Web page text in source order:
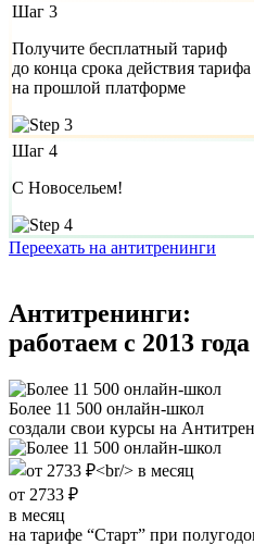
Шаг 3
Получите бесплатный тариф
до конца срока действия тарифа
на прошлой платформе
Шаг 4
С Новосельем!
Переехать на антитренинги
Антитренинги:
работаем с 2013 года
Более 11 500 онлайн-школ
создали свои курсы на
от 2733 ₽
в месяц
на тарифе “Старт” при